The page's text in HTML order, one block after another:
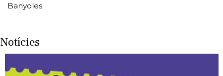
Banyoles.
Notícies